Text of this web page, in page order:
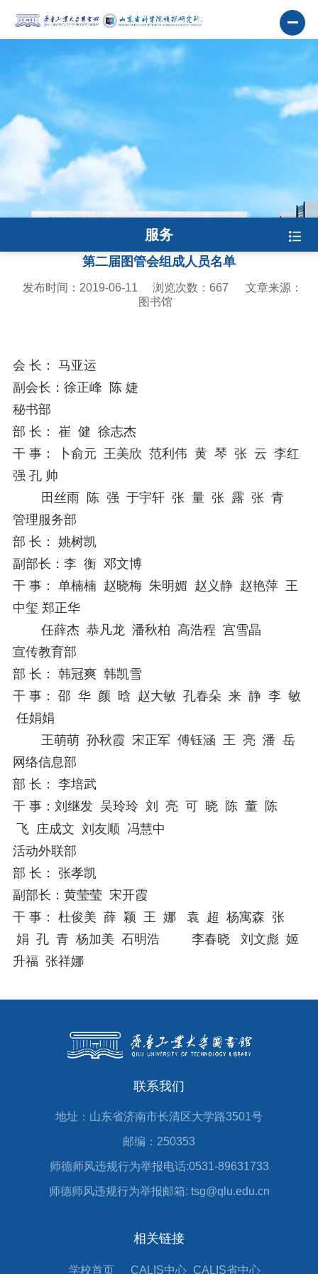
服务
第二届图管会组成人员名单
发布时间：2019-06-11 浏览次数： 667
文章来源：
图书馆
会 长： 马亚运
副会长：徐正峰 陈 婕
秘书部
部 长： 崔 健 徐志杰
干 事： 卜俞元 王美欣 范利伟 黄 琴 张 云 李红
强 孔 帅
田丝雨 陈 强 于宇轩 张 量 张 露 张 青
管理服务部
部 长： 姚树凯
副部长：李 衡 邓文博
干 事： 单楠楠 赵晓梅 朱明媚 赵义静 赵艳萍 王
中玺 郑正华
任薛杰 恭凡龙 潘秋柏 高浩程 宫雪晶
宣传教育部
部 长： 韩冠爽 韩凯雪
干 事： 邵 华 颜 晗 赵大敏 孔春朵 来 静 李 敏
任娟娟
王萌萌 孙秋霞 宋正军 傅钰涵 王 亮 潘 岳
网络信息部
部 长： 李培武
干 事： 刘继发 吴玲玲 刘 亮 可 晓 陈 董 陈
飞 庄成文 刘友顺 冯慧中
活动外联部
部 长： 张孝凯
副部长：黄莹莹 宋开霞
干 事： 杜俊美 薛 颖 王 娜 袁 超 杨寓森 张
娟 孔 青 杨加美 石明浩 李春晓 刘文彪 姬
升福 张祥娜
联系我们
地址：山东省济南市长清区大学路3501号
邮编：250353
师德师风违规行为举报电话:0531-89631733
师德师风违规行为举报邮箱: tsg@qlu.edu.cn
相关链接
学校首页 CALIS中心 CALIS省中心